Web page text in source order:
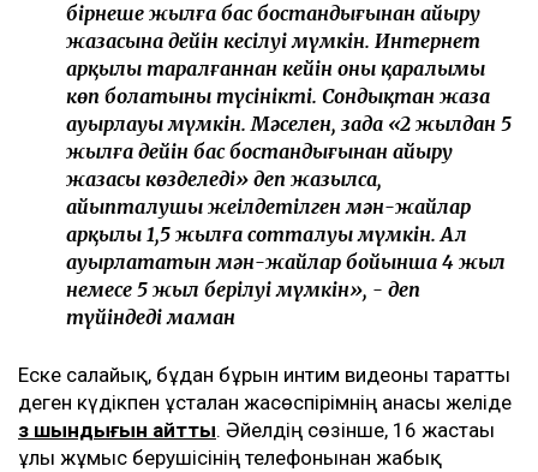
бірнеше жылға бас бостандығынан айыру
жазасына дейін кесілуі мүмкін. Интернет
арқылы таралғаннан кейін оның қаралымы
көп болатыны түсінікті. Сондықтан жаза
ауырлауы мүмкін. Мәселен, заңда «2 жылдан 5
жылға дейін бас бостандығынан айыру
жазасы көзделеді» деп жазылса,
айыпталушы жеңілдетілген мән-жайлар
арқылы 1,5 жылға сотталуы мүмкін. Ал
ауырлататын мән-жайлар бойынша 4 жыл
немесе 5 жыл берілуі мүмкін», - деп
түйіндеді маман
Еске салайық, бұдан бұрын интим видеоны таратты
деген күдікпен ұсталған жасөспірімнің анасы желіде
өз шындығын айтты. Әйелдің сөзінше, 16 жастағы
ұлы жұмыс берушісінің телефонынан жабық